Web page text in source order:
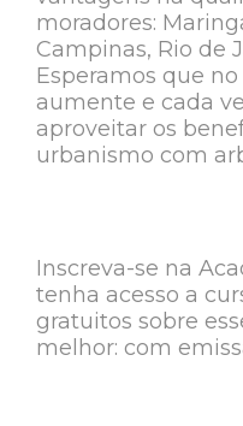
moradores:
Campinas, Rio de
Esperamos que
aumente e cada
aproveitar os
urbanismo com
Inscreva-se na
tenha acesso a
gratuitos sobre
melhor: com